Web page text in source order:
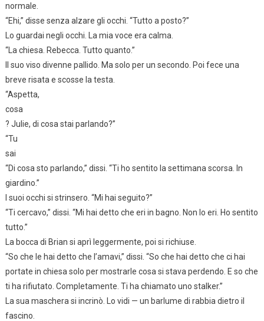
normale.
“Ehi,” disse senza alzare gli occhi. “Tutto a posto?”
Lo guardai negli occhi. La mia voce era calma.
“La chiesa. Rebecca. Tutto quanto.”
Il suo viso divenne pallido. Ma solo per un secondo. Poi fece una
breve risata e scosse la testa.
“Aspetta,
cosa
? Julie, di cosa stai parlando?”
“Tu
sai
“Di cosa sto parlando,” dissi. “Ti ho sentito la settimana scorsa. In
giardino.”
I suoi occhi si strinsero. “Mi hai seguito?”
“Ti cercavo,” dissi. “Mi hai detto che eri in bagno. Non lo eri. Ho sentito
tutto.”
La bocca di Brian si aprì leggermente, poi si richiuse.
“So che le hai detto che l’amavi,” dissi. “So che hai detto che ci hai
portate in chiesa solo per mostrarle cosa si stava perdendo. E so che
ti ha rifiutato. Completamente. Ti ha chiamato uno stalker.”
La sua maschera si incrinò. Lo vidi — un barlume di rabbia dietro il
fascino.